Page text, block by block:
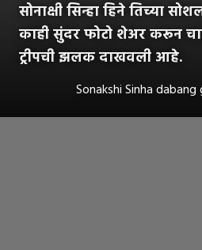
सोनाक्षी सिन्हा हिने तिच्या
काही सुंदर फोटो शेअर करून
ट्रीपची झलक दाखवली आहे.
Sonakshi Sinha